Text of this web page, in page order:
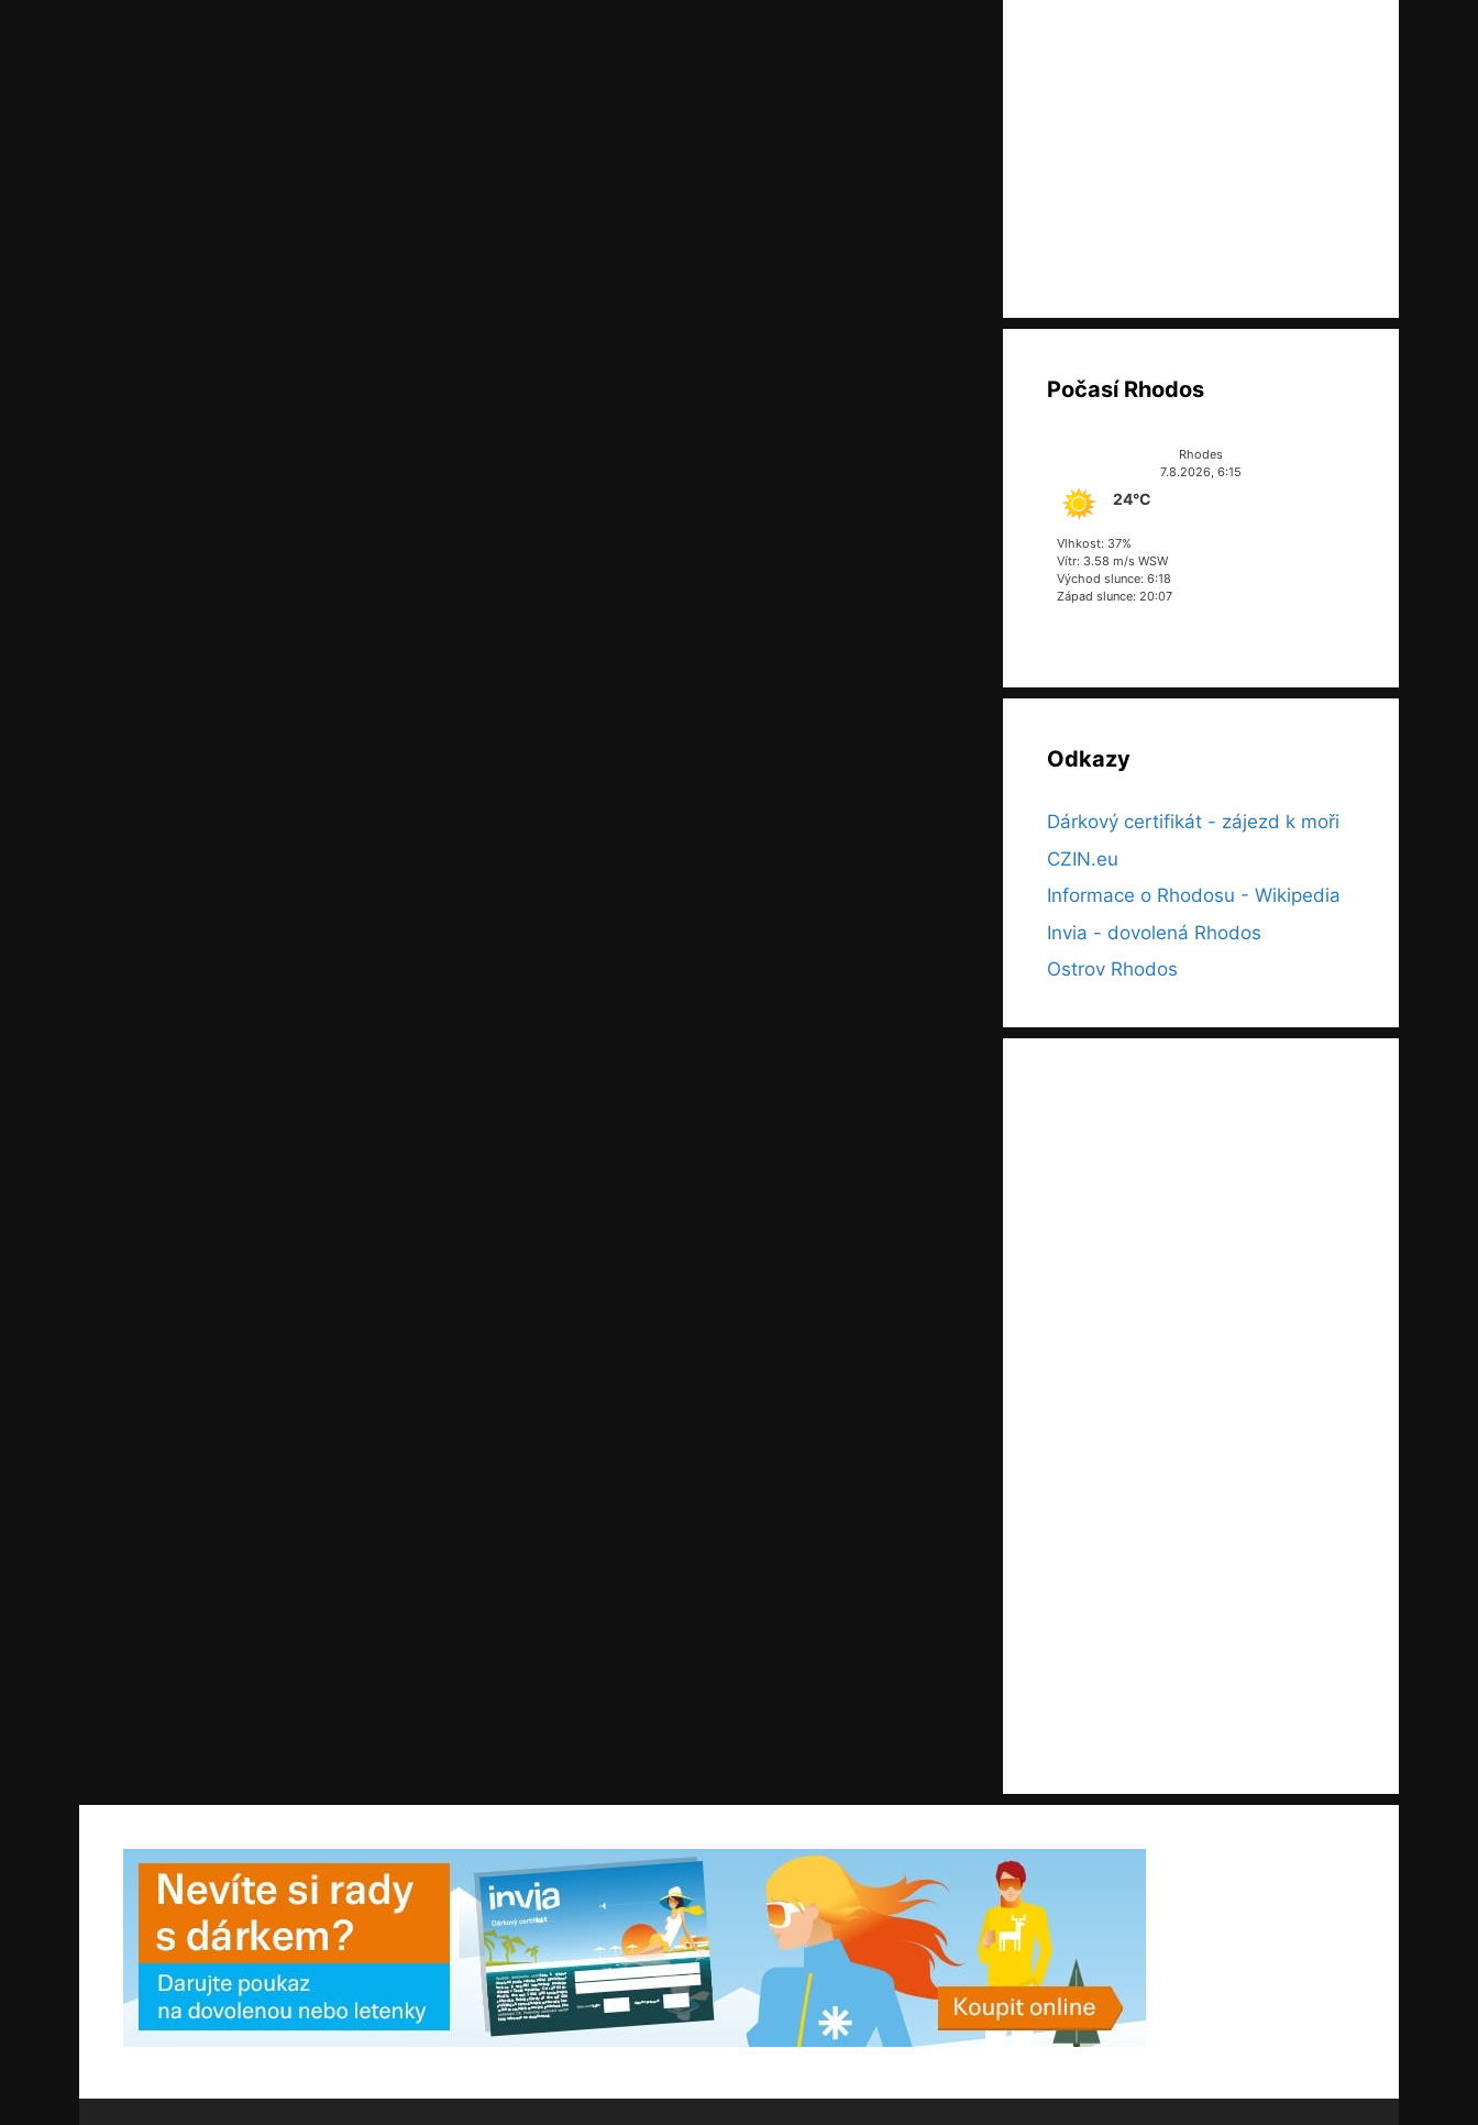
Počasí Rhodos
Rhodes
7.8.2026, 6:15
24°C
Vlhkost: 37%
Vítr: 3.58 m/s WSW
Východ slunce: 6:18
Západ slunce: 20:07
Odkazy
Dárkový certifikát - zájezd k moři
CZIN.eu
Informace o Rhodosu - Wikipedia
Invia - dovolená Rhodos
Ostrov Rhodos